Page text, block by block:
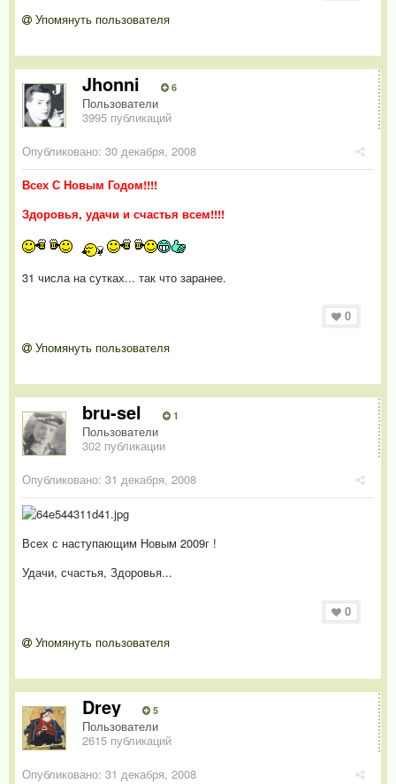
Упомянуть пользователя
Jhonni 6
Пользователи
3995 публикаций
Опубликовано: 30 декабря, 2008
Всех С Новым Годом!!!!
Здоровья, удачи и счастья всем!!!!
31 числа на сутках... так что заранее.
0
Упомянуть пользователя
bru-sel 1
Пользователи
302 публикации
Опубликовано: 31 декабря, 2008
Всех с наступающим Новым 2009г !
Удачи, счастья, Здоровья...
0
Упомянуть пользователя
Drey 5
Пользователи
2615 публикаций
Опубликовано: 31 декабря, 2008